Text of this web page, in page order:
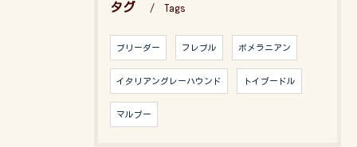
タグ Tags
ブリーダー フレブル ポメラニアン
イタリアングレーハウンド トイプードル
マルプー